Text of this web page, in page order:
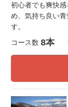
初心者でも爽快
め、気持ち良い
す。
コース数 8本